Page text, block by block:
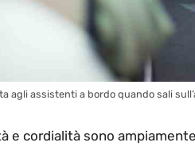
agli assistenti a bordo quando sali
e cordialità sono